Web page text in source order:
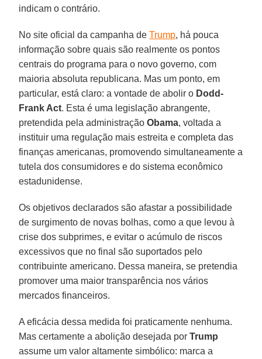
indicam o contrário.
No site oficial da campanha deTrump, há pouca
informação sobre quais são realmente os pontos
centrais do programa para o novo governo, com
maioria absoluta republicana. Mas um ponto, em
particular, está claro: a vontade de abolir o Dodd-
Frank Act. Esta é uma legislação abrangente,
pretendida pela administraçãoObama, voltada a
instituir uma regulação mais estreita e completa das
finanças americanas, promovendo simultaneamente a
tutela dos consumidores e do sistema econômico
estadunidense.
Os objetivos declarados são afastar a possibilidade
de surgimento de novas bolhas, como a que levou à
crise dos subprimes, e evitar o acúmulo de riscos
excessivos que no final são suportados pelo
contribuinte americano. Dessa maneira, se pretendia
promover uma maior transparência nos vários
mercados financeiros.
A eficácia dessa medida foi praticamente nenhuma.
Mas certamente a abolição desejada porTrump
assume um valor altamente simbólico: marca a